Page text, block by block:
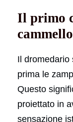
Il primo
cammello
Il dromedario
prima le
Questo
proiettato in
sensazione